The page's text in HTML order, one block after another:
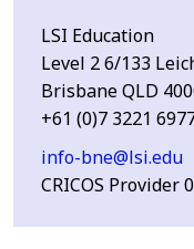
LSI Education
Level 2 6/133
Brisbane QLD
+61 (0)7 3221
info-bne@lsi.edu
CRICOS Provider